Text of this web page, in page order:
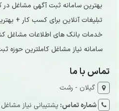
بهترین سامانه ثبت آگهی مشاغل در
تبلیغات آنلاین برای کسب کار +
خدمات بانک های اطلاعات مشاغل
سامانه نیاز مشاغل کاملترین حوزه
تماس با ما
گیلان - رشت
شماره تماس: پشتیبانی نیاز مشاغل